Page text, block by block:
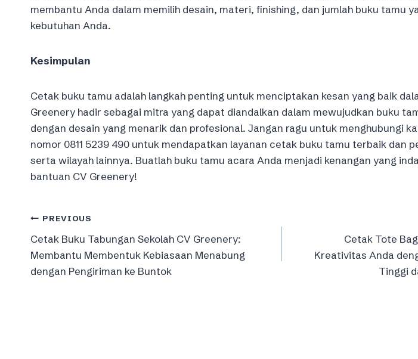
membantu Anda dalam memilih desain, materi, finishing, dan jumlah buku tamu
kebutuhan Anda.
Kesimpulan
Cetak buku tamu adalah langkah penting untuk menciptakan kesan yang baik
Greenery hadir sebagai mitra yang dapat diandalkan dalam mewujudkan buku
dengan desain yang menarik dan profesional. Jangan ragu untuk menghubungi
nomor 0811 5239 490 untuk mendapatkan layanan cetak buku tamu terbaik dan
serta wilayah lainnya. Buatlah buku tamu acara Anda menjadi kenangan yang
bantuan CV Greenery!
Post
navigation
PREVIOUS
Cetak Buku Tabungan Sekolah CV Greenery:
Membantu Membentuk Kebiasaan Menabung
dengan Pengiriman ke Buntok
Cetak Tote
Kreativitas Anda
Tinggi